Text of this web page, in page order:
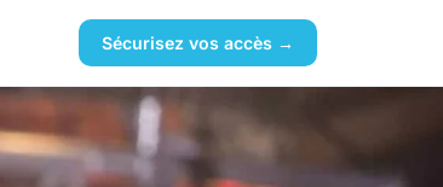
Sécurisez vos accès →